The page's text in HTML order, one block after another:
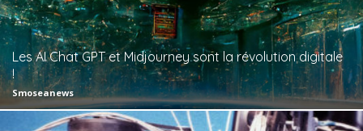
Les AI Chat GPT et Midjourney sont la révolution digitale
!
Smoseanews